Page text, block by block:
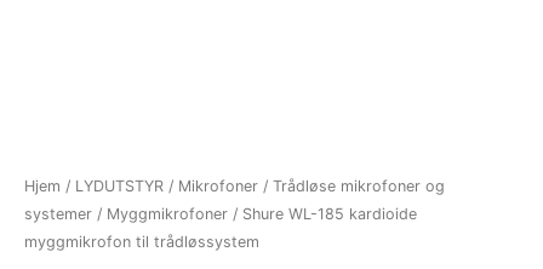
Hjem / LYDUTSTYR / Mikrofoner / Trådløse mikrofoner og
systemer / Myggmikrofoner / Shure WL-185 kardioide
myggmikrofon til trådløssystem